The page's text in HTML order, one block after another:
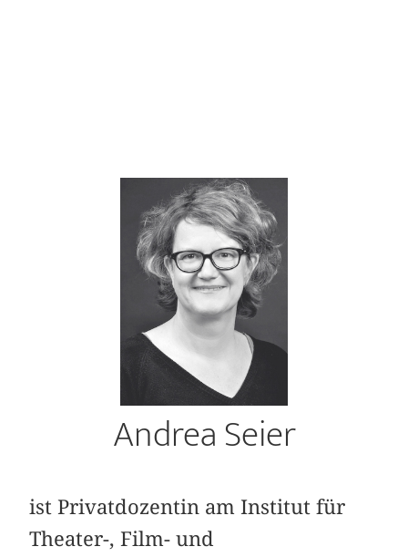
Andrea Seier
ist Privatdozentin am Institut für
Theater-, Film- und